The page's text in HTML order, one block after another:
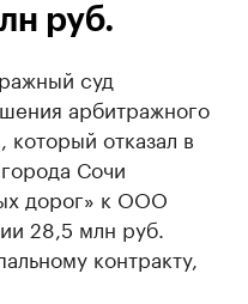
руб.
суд
арбитражного
который отказал в
Сочи
дорог» к ООО
28,5 млн руб.
контракту,